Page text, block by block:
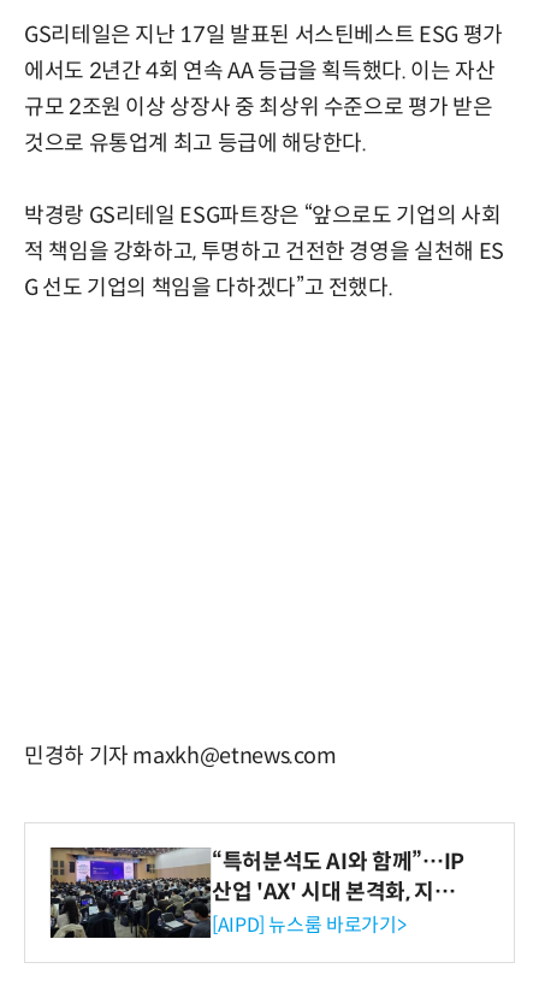
GS리테일은 지난 17일 발표된 서스틴베스트 ESG 평가
에서도 2년간 4회 연속 AA 등급을 획득했다. 이는 자산
규모 2조원 이상 상장사 중 최상위 수준으로 평가 받은
것으로 유통업계 최고 등급에 해당한다.
박경랑 GS리테일 ESG파트장은 “앞으로도 기업의 사회
적 책임을 강화하고, 투명하고 건전한 경영을 실천해 ES
G 선도 기업의 책임을 다하겠다”고 전했다.
민경하 기자 maxkh@etnews.com
“특허분석도 AI와 함께”…IP
산업 'AX' 시대 본격화, 지식
재산처 1호 AI IP데이터분석
[AIPD] 뉴스룸 바로가기>